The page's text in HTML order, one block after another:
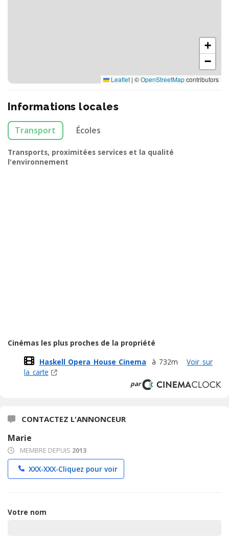
+
−
Leaflet | ©OpenStreetMapcontributors
Informations locales
Transport Écoles
Transports, proximitées services et la qualité
l'environnement
Cinémas les plus proches de la propriété
Haskell Opera House Cinema
à 732m
Voir sur
la carte
par
CONTACTEZ L'ANNONCEUR
Marie
MEMBRE DEPUIS 2013
XXX-XXX-Cliquez pour voir
Votre nom